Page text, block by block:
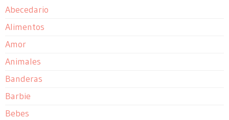
Abecedario
Alimentos
Amor
Animales
Banderas
Barbie
Bebes